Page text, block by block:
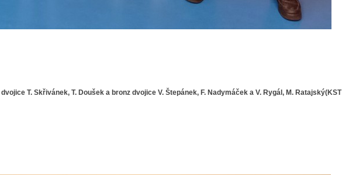
T. Skřivánek, T. Doušek a bronz dvojice V. Štepánek, F. Nadymáček a V. Rygál, M. Ratajský(KST